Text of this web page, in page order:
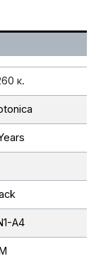
κ.
A4